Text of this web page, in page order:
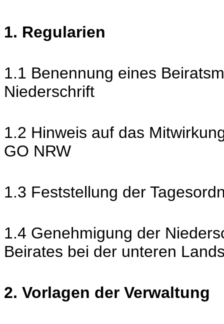
1. Regularien
1.1 Benennung eines
Niederschrift
1.2 Hinweis auf das
GO NRW
1.3 Feststellung der
1.4 Genehmigung der
Beirates bei der unteren
2. Vorlagen der Verwaltung